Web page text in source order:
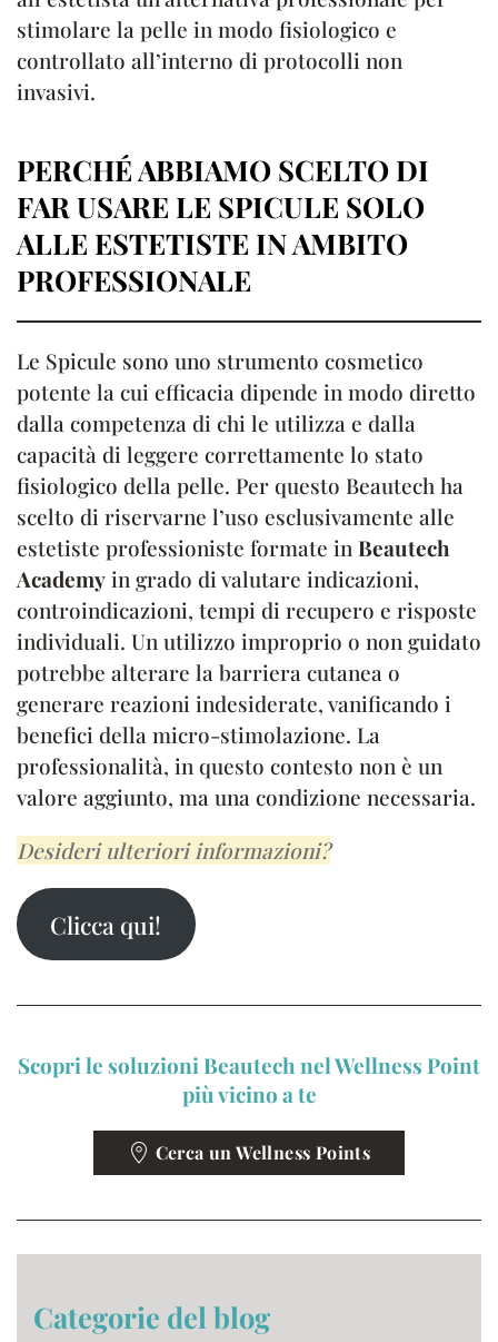
stimolare la pelle in modo fisiologico e
controllato all’interno di protocolli non
invasivi.
PERCHÉ ABBIAMO SCELTO DI
FAR USARE LE SPICULE SOLO
ALLE ESTETISTE IN AMBITO
PROFESSIONALE
Le Spicule sono uno strumento cosmetico
potente la cui efficacia dipende in modo diretto
dalla competenza di chi le utilizza e dalla
capacità di leggere correttamente lo stato
fisiologico della pelle. Per questo Beautech ha
scelto di riservarne l’uso esclusivamente alle
estetiste professioniste formate inBeautech
Academyin grado di valutare indicazioni,
controindicazioni, tempi di recupero e risposte
individuali. Un utilizzo improprio o non guidato
potrebbe alterare la barriera cutanea o
generare reazioni indesiderate, vanificando i
benefici della micro-stimolazione. La
professionalità, in questo contesto non è un
valore aggiunto, ma una condizione necessaria.
Desideri ulteriori informazioni?
Clicca qui!
Scopri le soluzioni Beautech nel Wellness Point
più vicino a te
Cerca un Wellness Points
Categorie del blog